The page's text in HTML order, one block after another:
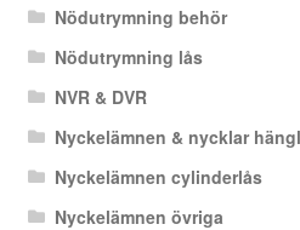
Nödutrymning behör
Nödutrymning lås
NVR & DVR
Nyckelämnen & nycklar
Nyckelämnen cylinderlås
Nyckelämnen övriga